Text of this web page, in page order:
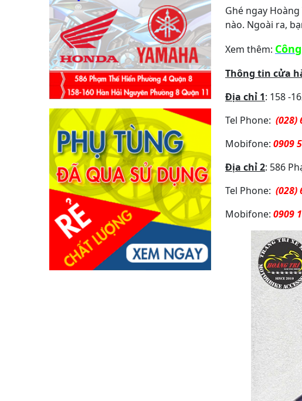
Ghé ngay
nào. Ngoài ra,
Xem thêm:
Thông tin cửa
Địa chỉ 1: 158 -
Tel Phone: (028)
Mobifone: 0909
Địa chỉ 2: 586
Tel Phone: (028)
Mobifone: 0909